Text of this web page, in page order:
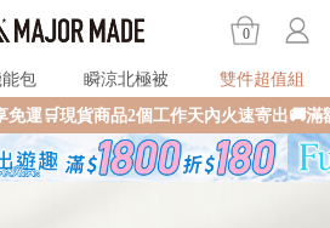
0
包 瞬涼北極被
雙件超值組
貨商品2個工作天內火速寄出🚚滿額再送限